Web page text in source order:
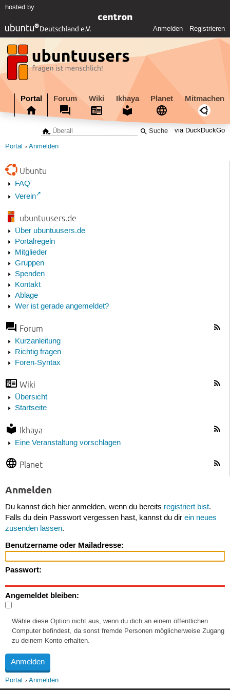
hosted by
Anmelden Registrieren
Portal Forum Wiki Ikhaya Planet Mitmachen
via DuckDuckGo
Portal Anmelden
Ubuntu
FAQ
Verein
ubuntuusers.de
Über ubuntuusers.de
Portalregeln
Mitglieder
Gruppen
Spenden
Kontakt
Ablage
Wer ist gerade angemeldet?
Forum
Kurzanleitung
Richtig fragen
Foren-Syntax
Wiki
Übersicht
Startseite
Ikhaya
Eine Veranstaltung vorschlagen
Planet
Anmelden
Du kannst dich hier anmelden, wenn du bereits registriert bist.
Falls du dein Passwort vergessen hast, kannst du dir ein neues
zusenden lassen.
Benutzername oder Mailadresse:
Passwort:
Angemeldet bleiben:
Wähle diese Option nicht aus, wenn du dich an einem öffentlichen
Computer befindest, da sonst fremde Personen möglicherweise Zugang
zu deinem Konto erhalten.
Portal Anmelden